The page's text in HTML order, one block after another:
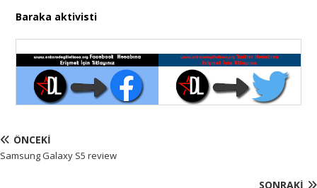
Baraka aktivisti
ÖNCEKI
Samsung Galaxy S5 review
SONRAKI